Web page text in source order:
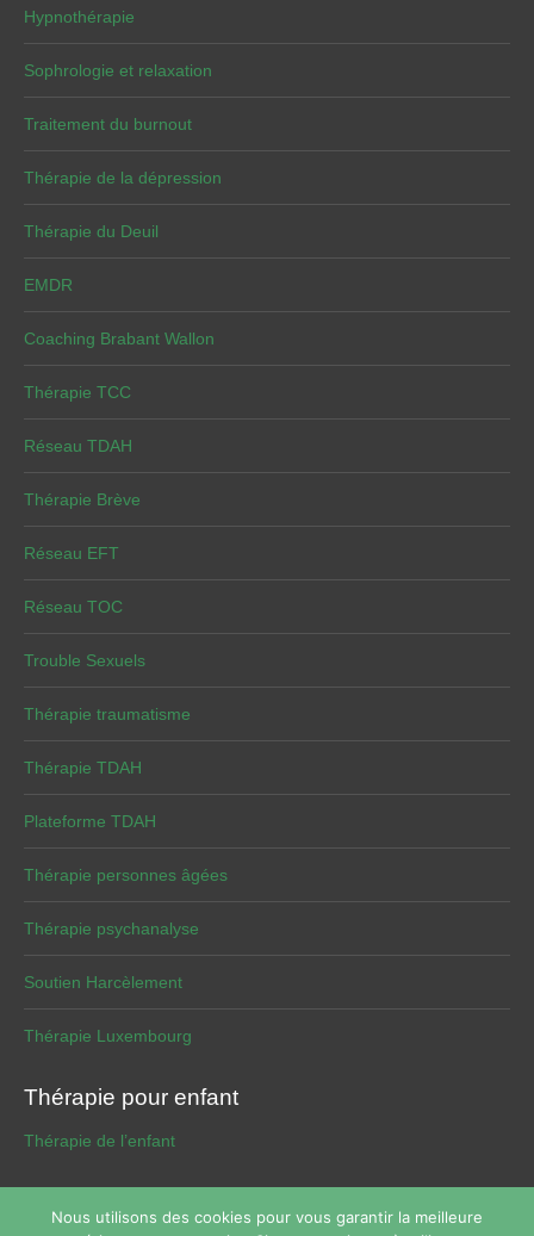
Hypnothérapie
Sophrologie et relaxation
Traitement du burnout
Thérapie de la dépression
Thérapie du Deuil
EMDR
Coaching Brabant Wallon
Thérapie TCC
Réseau TDAH
Thérapie Brève
Réseau EFT
Réseau TOC
Trouble Sexuels
Thérapie traumatisme
Thérapie TDAH
Plateforme TDAH
Thérapie personnes âgées
Thérapie psychanalyse
Soutien Harcèlement
Thérapie Luxembourg
Thérapie pour enfant
Thérapie de l’enfant
Nous utilisons des cookies pour vous garantir la meilleure